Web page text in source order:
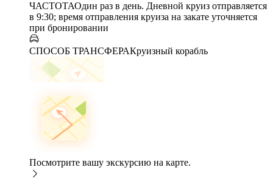
ЧАСТОТАОдин раз в день. Дневной круиз отправляется
в 9:30; время отправления круиза на закате уточняется
при бронировании
СПОСОБ ТРАНСФЕРАКруизный корабль
Посмотрите вашу экскурсию на карте.